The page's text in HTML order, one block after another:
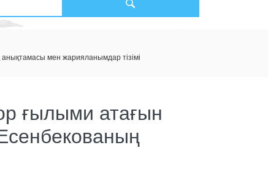
мен жарияланымдар тізімі
ғылыми атағын